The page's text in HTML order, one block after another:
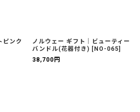
ピンク
ノルウェー ギフト｜ビューティー
バンドル(花器付き) [ NO-065]
38,700 円